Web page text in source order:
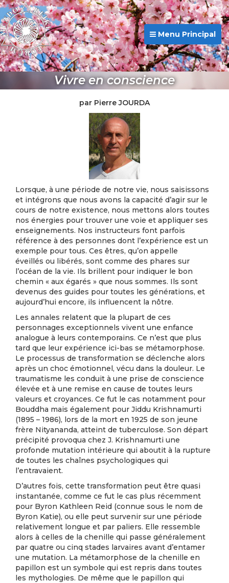
Menu Principal
Vivre en conscience
par Pierre JOURDA
Lorsque, à une période de notre vie, nous saisissons
et intégrons que nous avons la capacité d’agir sur le
cours de notre existence, nous mettons alors toutes
nos énergies pour trouver une voie et appliquer ses
enseignements. Nos instructeurs font parfois
référence à des personnes dont l’expérience est un
exemple pour tous. Ces êtres, qu’on appelle
éveillés ou libérés, sont comme des phares sur
l’océan de la vie. Ils brillent pour indiquer le bon
chemin « aux égarés » que nous sommes. Ils sont
devenus des guides pour toutes les générations, et
aujourd’hui encore, ils influencent la nôtre.
Les annales relatent que la plupart de ces
personnages exceptionnels vivent une enfance
analogue à leurs contemporains. Ce n’est que plus
tard que leur expérience ici-bas se métamorphose.
Le processus de transformation se déclenche alors
après un choc émotionnel, vécu dans la douleur. Le
traumatisme les conduit à une prise de conscience
élevée et à une remise en cause de toutes leurs
valeurs et croyances. Ce fut le cas notamment pour
Bouddha mais également pour Jiddu Krishnamurti
(1895 – 1986), lors de la mort en 1925 de son jeune
frère Nityananda, atteint de tuberculose. Son départ
précipité provoqua chez J. Krishnamurti une
profonde mutation intérieure qui aboutit à la rupture
de toutes les chaînes psychologiques qui
l’entravaient.
D’autres fois, cette transformation peut être quasi
instantanée, comme ce fut le cas plus récemment
pour Byron Kathleen Reid (connue sous le nom de
Byron Katie), ou elle peut survenir sur une période
relativement longue et par paliers. Elle ressemble
alors à celles de la chenille qui passe généralement
par quatre ou cinq stades larvaires avant d’entamer
une mutation. La métamorphose de la chenille en
papillon est un symbole qui est repris dans toutes
les mythologies. De même que le papillon qui